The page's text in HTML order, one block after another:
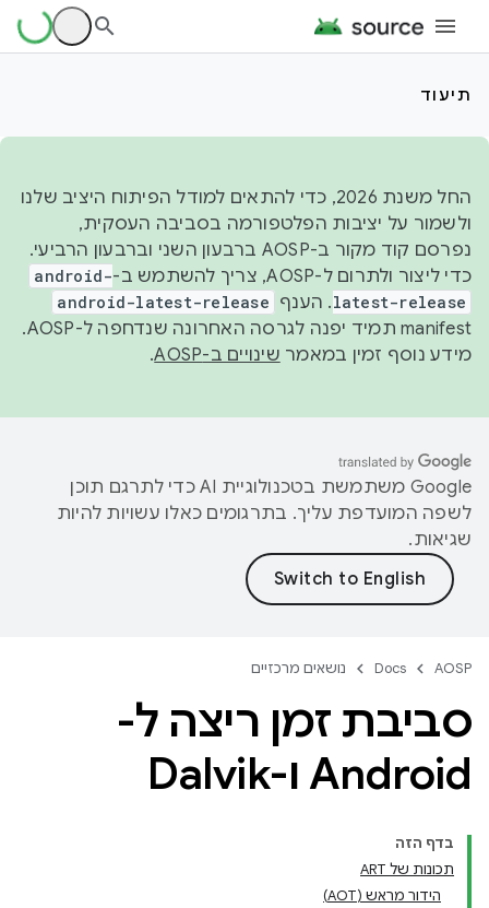
תיעוד
החל משנת 2026, כדי להתאים למודל הפיתוח היציב שלנו
ולשמור על יציבות הפלטפורמה בסביבה העסקית,
נפרסם קוד מקור ב-AOSP ברבעון השני וברבעון הרביעי.
כדי ליצור ולתרום ל-AOSP, צריך להשתמש ב-
android-
latest-release. הענף android-latest-release
manifest תמיד יפנה לגרסה האחרונה שנדחפה ל-AOSP.
מידע נוסף זמין במאמר שינויים ב-AOSP .
‫Google משתמשת בטכנולוגיית AI כדי לתרגם תוכן
לשפה המועדפת עליך. בתרגומים כאלו עשויות להיות
שגיאות.
AOSP
Docs נושאים מרכזיים
סביבת זמן ריצה ל-
Android ו-Dalvik
בדף הזה
תכונות של ART
הידור מראש (AOT)